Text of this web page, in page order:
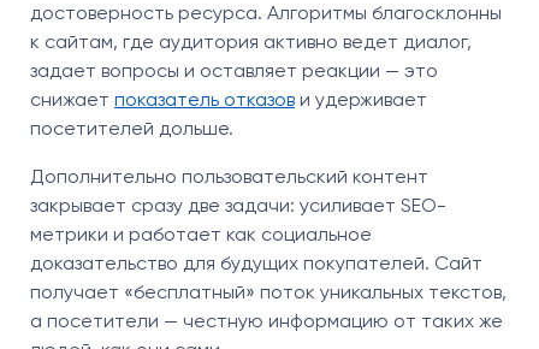
достоверность ресурса. Алгоритмы благосклонны
к сайтам, где аудитория активно ведет диалог,
задает вопросы и оставляет реакции — это
снижает показатель отказов и удерживает
посетителей дольше.
Дополнительно пользовательский контент
закрывает сразу две задачи: усиливает SEO-
метрики и работает как социальное
доказательство для будущих покупателей. Сайт
получает «бесплатный» поток уникальных текстов,
а посетители — честную информацию от таких же